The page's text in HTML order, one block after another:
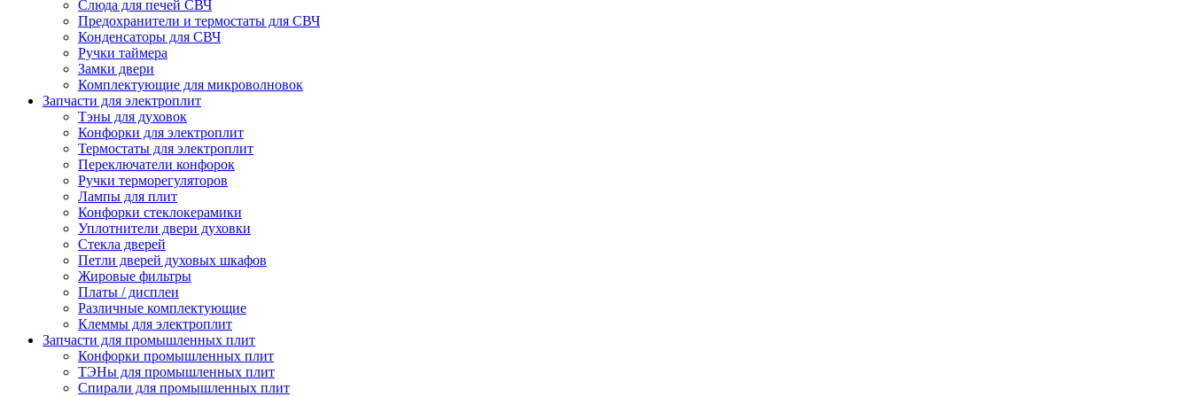
Слюда для печей СВЧ
Предохранители и термостаты для СВЧ
Конденсаторы для СВЧ
Ручки таймера
Замки двери
Комплектующие для микроволновок
Запчасти для электроплит
Тэны для духовок
Конфорки для электроплит
Термостаты для электроплит
Переключатели конфорок
Ручки терморегуляторов
Лампы для плит
Конфорки стеклокерамики
Уплотнители двери духовки
Стекла дверей
Петли дверей духовых шкафов
Жировые фильтры
Платы / дисплеи
Различные комплектующие
Клеммы для электроплит
Запчасти для промышленных плит
Конфорки промышленных плит
ТЭНы для промышленных плит
Спирали для промышленных плит